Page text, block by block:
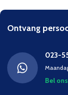
Ontvang
023-
Bel